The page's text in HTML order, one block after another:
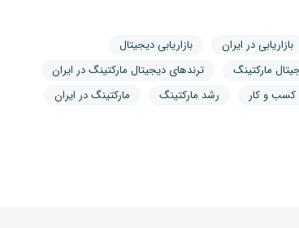
بازاریابی در ایران
بازاریابی دیجیتال
مارکتینگ
ترندهای دیجیتال مارکتینگ در ایران
کسب و کار رشد مارکتینگ مارکتینگ در ایران